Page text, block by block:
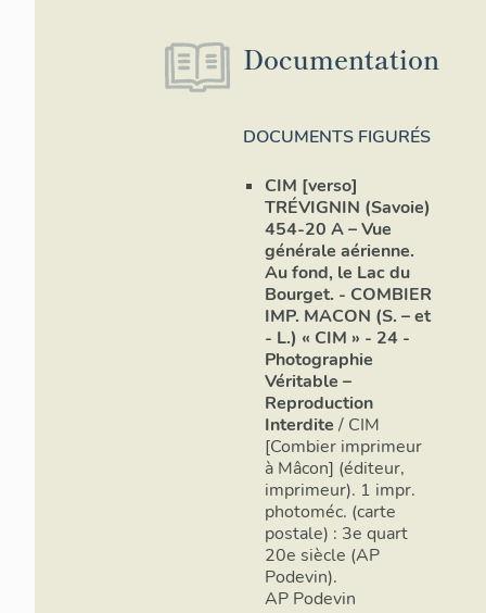
Documentation
DOCUMENTS FIGURÉS
CIM [verso]
TRÉVIGNIN (Savoie)
454-20 A – Vue
générale aérienne.
Au fond, le Lac du
Bourget. - COMBIER
IMP. MACON (S. – et
- L.) « CIM » - 24 -
Photographie
Véritable –
Reproduction
Interdite / CIM
[Combier imprimeur
à Mâcon] (éditeur,
imprimeur). 1 impr.
photoméc. (carte
postale) : 3e quart
20e siècle (AP
Podevin).
AP Podevin